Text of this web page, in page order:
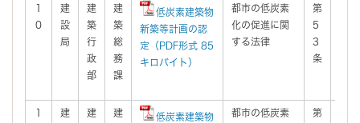
1
0
建
設
局
建
築
行
政
部
建
築
総
務
課
低炭素建築物
新築等計画の認
定（PDF形式 85
キロバイト）
都市の低炭素
化の促進に関
する法律
第
5
3
条
1
建
建
建
低炭素建築物
都市の低炭素
第